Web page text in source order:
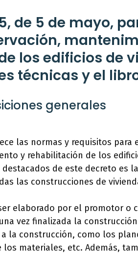
de 5 de mayo,
los edificios de
técnicas y el
generales
las normas y requisitos
y rehabilitación de los
de este decreto es
las construcciones de
elaborado por el promotor o
vez finalizada la
la construcción, como los
materiales, etc. Además,